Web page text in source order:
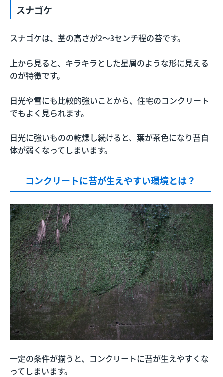
スナゴケ
スナゴケは、茎の高さが2〜3センチ程の苔です。
上から見ると、キラキラとした星屑のような形に見える
のが特徴です。
日光や雪にも比較的強いことから、住宅のコンクリート
でもよく見られます。
日光に強いものの乾燥し続けると、葉が茶色になり苔自
体が弱くなってしまいます。
コンクリートに苔が生えやすい環境とは？
一定の条件が揃うと、コンクリートに苔が生えやすくな
ってしまいます。